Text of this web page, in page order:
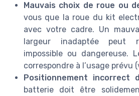
Mauvais choix de roue ou
vous que la roue du kit
avec votre cadre. Un
largeur inadaptée peut
impossible ou dangereuse.
correspondre à l’usage prévu
Positionnement incorrect
batterie doit être